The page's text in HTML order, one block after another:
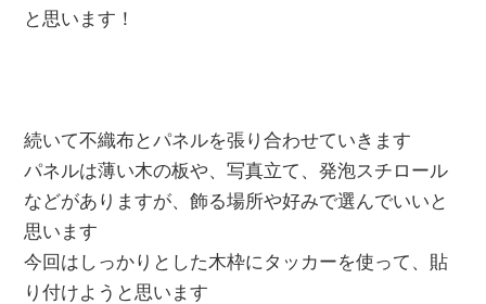
と思います！
続いて不織布とパネルを張り合わせていきます
パネルは薄い木の板や、写真立て、発泡スチロール
などがありますが、飾る場所や好みで選んでいいと
思います
今回はしっかりとした木枠にタッカーを使って、貼
り付けようと思います